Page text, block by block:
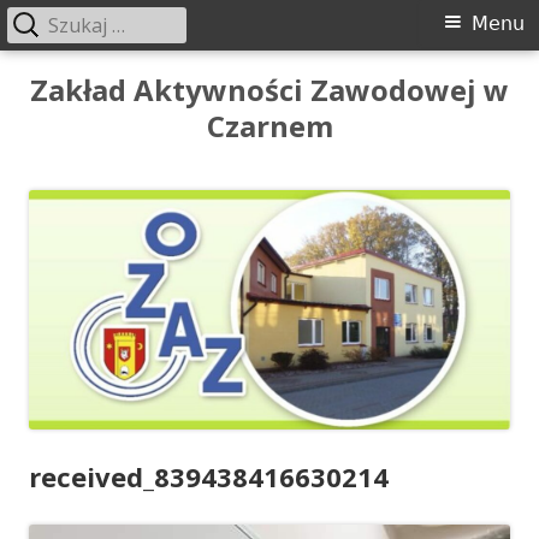
Przeskocz
Zakład Aktywności Zawodowej w
Czarnem
Menu
główne
Menu
Szukaj:
received_839438416630214